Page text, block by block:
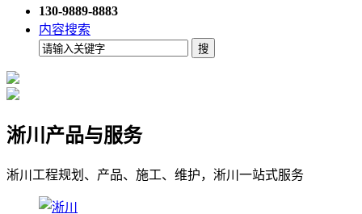
130-9889-8883
内容搜索
淅川产品与服务
淅川工程规划、产品、施工、维护，淅川一站式服务